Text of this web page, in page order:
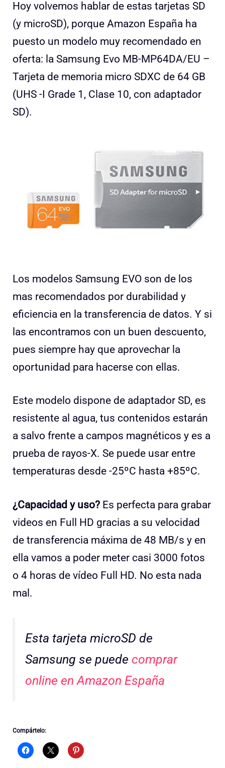
Hoy volvemos hablar de estas tarjetas SD
(y microSD), porque Amazon España ha
puesto un modelo muy recomendado en
oferta: la Samsung Evo MB-MP64DA/EU –
Tarjeta de memoria micro SDXC de 64 GB
(UHS -I Grade 1, Clase 10, con adaptador
SD).
Los modelos Samsung EVO son de los
mas recomendados por durabilidad y
eficiencia en la transferencia de datos. Y si
las encontramos con un buen descuento,
pues siempre hay que aprovechar la
oportunidad para hacerse con ellas.
Este modelo dispone de adaptador SD, es
resistente al agua, tus contenidos estarán
a salvo frente a campos magnéticos y es a
prueba de rayos-X. Se puede usar entre
temperaturas desde -25ºC hasta +85ºC.
¿Capacidad y uso? Es perfecta para grabar
videos en Full HD gracias a su velocidad
de transferencia máxima de 48 MB/s y en
ella vamos a poder meter casi 3000 fotos
o 4 horas de vídeo Full HD. No esta nada
mal.
Esta tarjeta microSD de
Samsung se puede comprar
online en Amazon España
Compártelo: